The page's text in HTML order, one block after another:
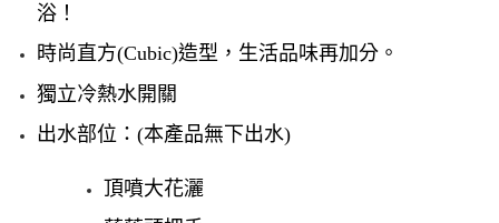
浴！
時尚直方(Cubic)造型，生活品味再加分。
獨立冷熱水開關
出水部位：(本產品無下出水)
頂噴大花灑